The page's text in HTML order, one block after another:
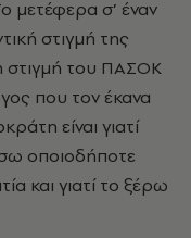
μετέφερα σ’ έναν
στιγμή της
στιγμή του ΠΑΣΟΚ
που τον έκανα
είναι γιατί
οποιοδήποτε
και γιατί το ξέρω